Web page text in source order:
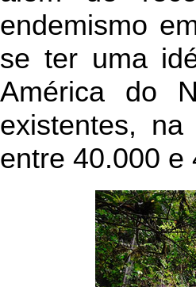
endemismo
se ter uma
América do
existentes,
entre 40.000 e